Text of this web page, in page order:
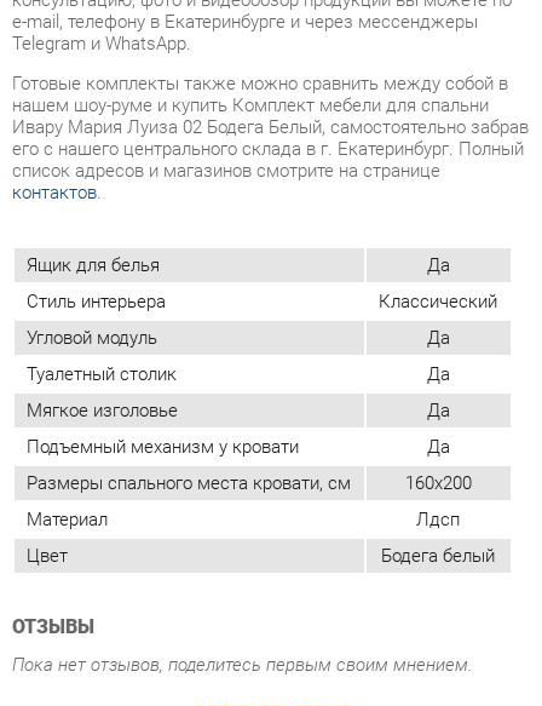
его с нашего центрального склада в г. Екатеринбург. Полный
список адресов и магазинов смотрите на странице
контактов
Ящик для белья
Да
Стиль интерьера
Классический
Угловой модуль
Мягкое изголовье
Да
Подъемный механизм у кровати
Да
Размеры спального места кровати, см
160x200
Материал
Лдсп
Цвет
Бодега белый
ОТЗЫВЫ
Пока нет отзывов, поделитесь первым своим мнением.
ПОХОЖИЕ ТОВАРЫ